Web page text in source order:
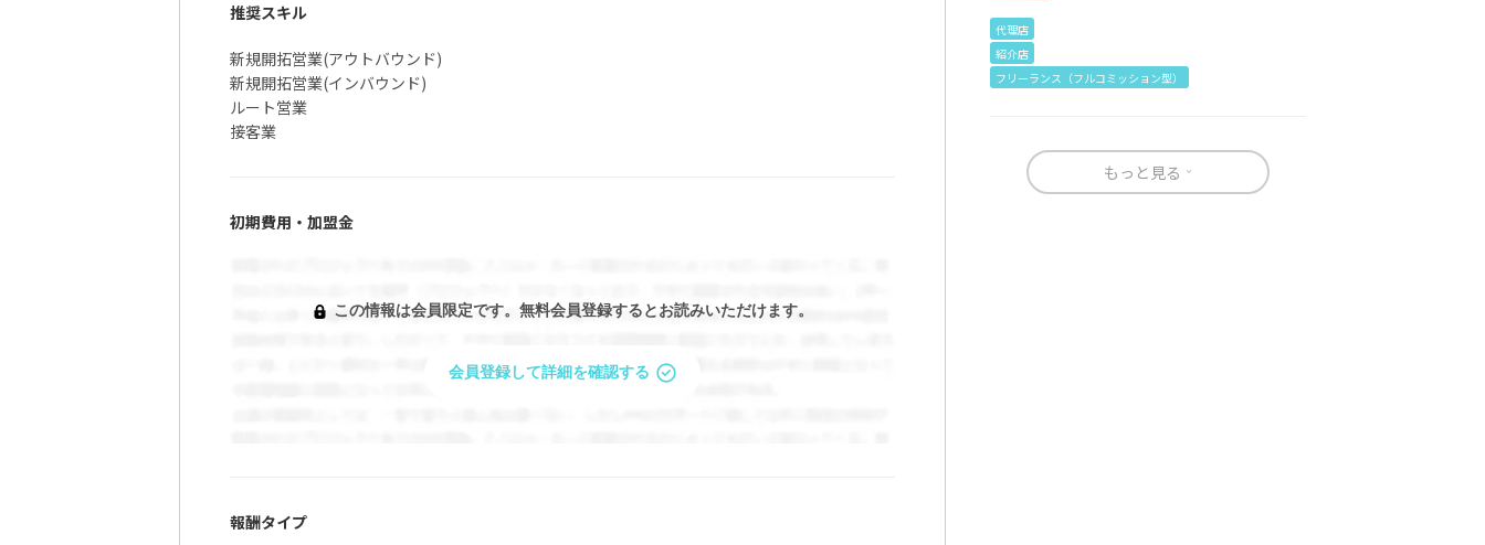
推奨スキル
新規開拓営業(アウトバウンド)
新規開拓営業(インバウンド)
ルート営業
接客業
初期費用・加盟金
この情報は会員限定です。 無料会員登録するとお読みいただけます。
会員登録して詳細を確認する
報酬タイプ
代理店
紹介店
フリーランス（フルコミッション型）
もっと見る